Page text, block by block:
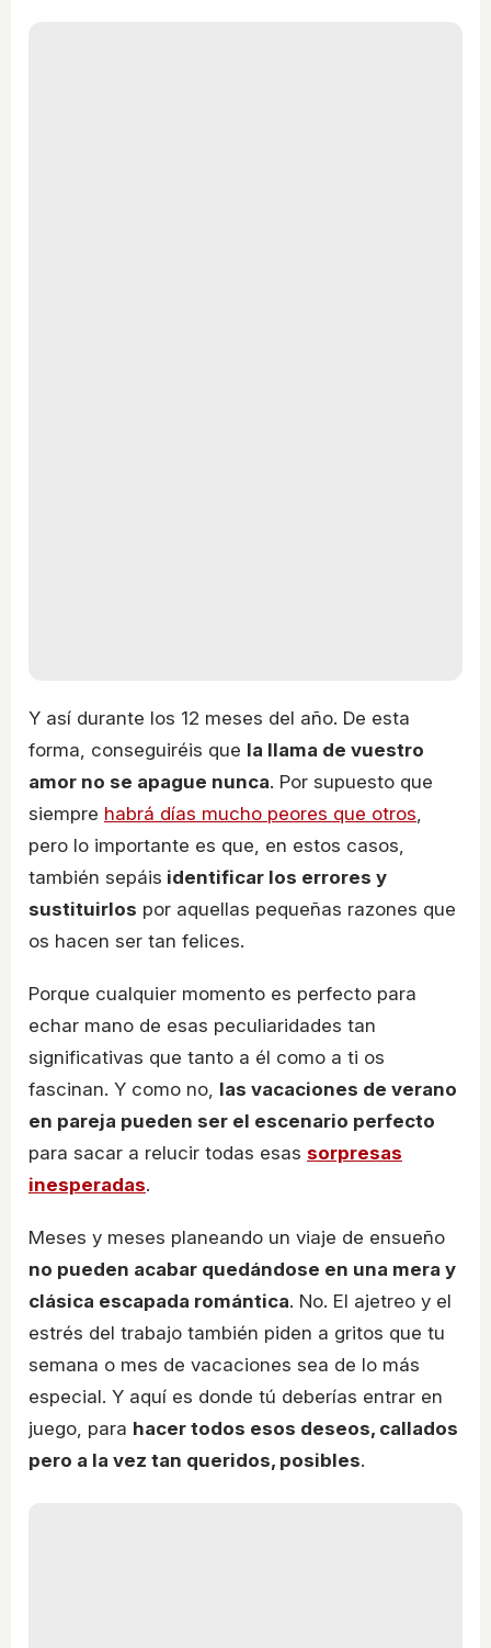
Y así durante los 12 meses del año. De esta
forma, conseguiréis que la llama de vuestro
amor no se apague nunca. Por supuesto que
siempre habrá días mucho peores que otros,
pero lo importante es que, en estos casos,
también sepáis identificar los errores y
sustituirlos por aquellas pequeñas razones que
os hacen ser tan felices.
Porque cualquier momento es perfecto para
echar mano de esas peculiaridades tan
significativas que tanto a él como a ti os
fascinan. Y como no, las vacaciones de verano
en pareja pueden ser el escenario perfecto
para sacar a relucir todas esas sorpresas
inesperadas.
Meses y meses planeando un viaje de ensueño
no pueden acabar quedándose en una mera y
clásica escapada romántica. No. El ajetreo y el
estrés del trabajo también piden a gritos que tu
semana o mes de vacaciones sea de lo más
especial. Y aquí es donde tú deberías entrar en
juego, para hacer todos esos deseos, callados
pero a la vez tan queridos, posibles.